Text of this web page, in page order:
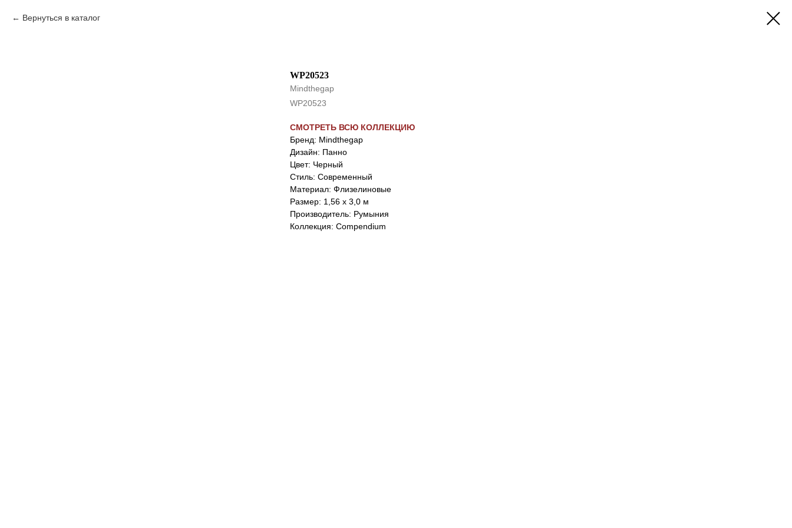
Вернуться в каталог
WP20523
Mindthegap
WP20523
СМОТРЕТЬ ВСЮ КОЛЛЕКЦИЮ
Бренд: Mindthegap
Дизайн: Панно
Цвет: Черный
Стиль: Cовременный
Материал: Флизелиновые
Размер: 1,56 x 3,0 м
Производитель: Румыния
Коллекция: Compendium